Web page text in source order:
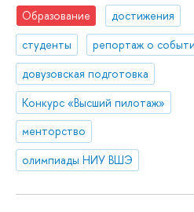
Образование
достижения
студенты
репортаж о
довузовская подготовка
Конкурс «Высший пилотаж»
менторство
олимпиады НИУ ВШЭ